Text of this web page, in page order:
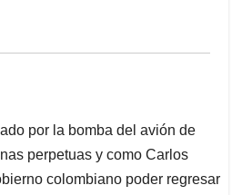
por la bomba del avión de
perpetuas y como Carlos
colombiano poder regresar